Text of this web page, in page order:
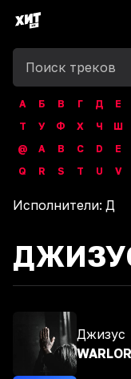
А Б В Г Д Е
Т
У Ф Х Ч Ш
@
A B C D E
Q
R S T U V
Исполнители: Д
Джизус